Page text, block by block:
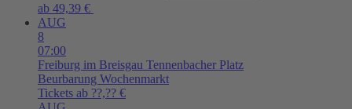
ab 49,39 €
AUG
8
07:00
Freiburg im Breisgau Tennenbacher Platz
Beurbarung Wochenmarkt
Tickets ab ??,?? €